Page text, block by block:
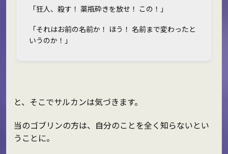
「狂人、殺す！ 薬瓶砕きを放せ！ この！」
「それはお前の名前か！ ほう！ 名前まで変わったと
いうのか！」
と、そこでサルカンは気づきます。
当のゴブリンの方は、自分のことを全く知らないとい
うことに。